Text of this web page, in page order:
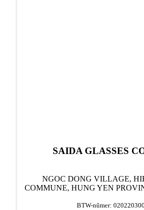
SAIDA GLASSES
NGOC DONG VILLAGE,
COMMUNE, HUNG YEN
BTW-nûmer: